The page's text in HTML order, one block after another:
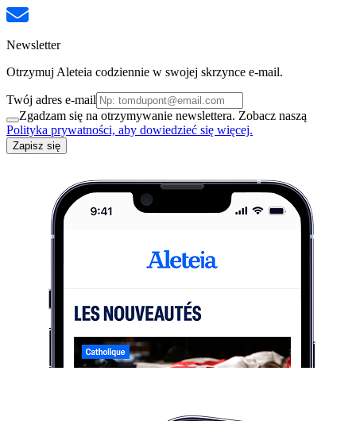
Newsletter
Otrzymuj Aleteia codziennie w swojej skrzynce e-mail.
Twój adres e-mail
Zgadzam się na otrzymywanie newslettera. Zobacz naszą
Polityka prywatności, aby dowiedzieć się więcej.
Zapisz się